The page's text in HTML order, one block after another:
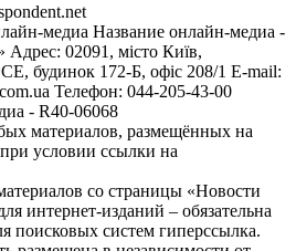
медиа Название онлайн-медиа -
Адрес: 02091, місто Київ,
172-Б, офіс 208/1 E-mail:
Телефон: 044-205-43-00
- R40-06068
материалов, размещённых на
при условии ссылки на
со страницы «Новости
интернет-изданий – обязательна
поисковых систем гиперссылка.